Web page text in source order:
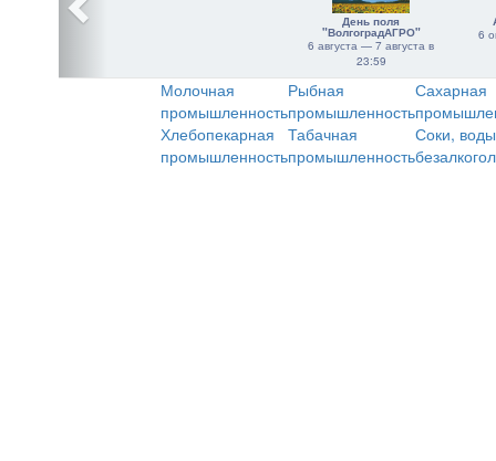
День поля
"ВолгоградАГРО"
6 августа — 7 августа в
23:59
6
Молочная
промышленность
Рыбная
промышленность
Сахарная
Хлебопекарная
промышленность
Табачная
промышленность
Соки,